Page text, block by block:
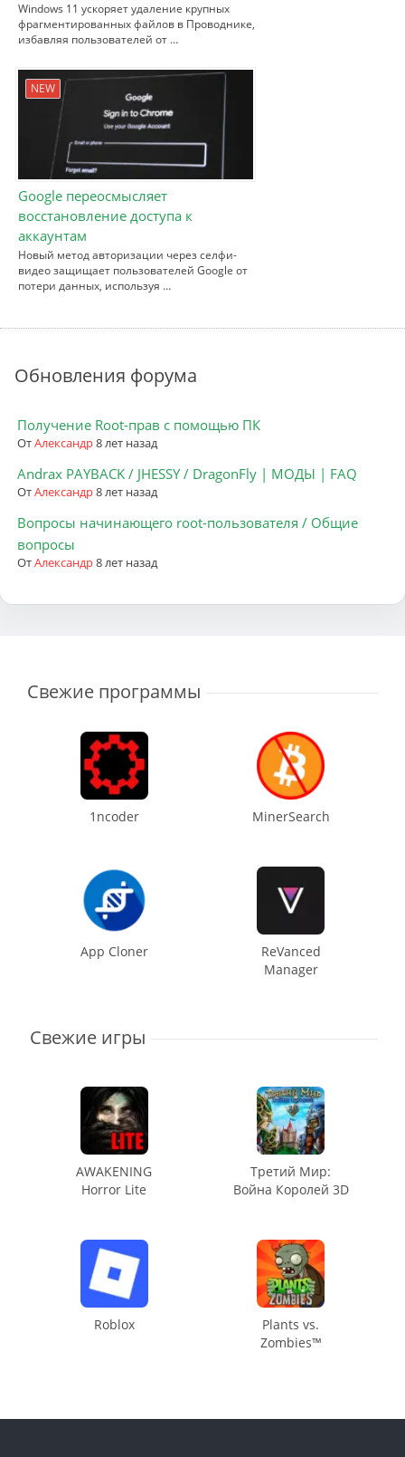
Windows 11 ускоряет удаление крупных
фрагментированных файлов в Проводнике,
избавляя пользователей от …
NEW
Google переосмысляет
восстановление доступа к
аккаунтам
Новый метод авторизации через селфи-
видео защищает пользователей Google от
потери данных, используя …
Обновления форума
Получение Root-прав с помощью ПК
ОтАлександр8 лет назад
Andrax PAYBACK / JHESSY / DragonFly | МОДЫ | FAQ
ОтАлександр8 лет назад
Вопросы начинающего root-пользователя / Общие
вопросы
ОтАлександр8 лет назад
Свежие программы
1ncoder MinerSearch
App Cloner
ReVanced
Manager
Свежие игры
AWAKENING
Horror Lite
Третий Мир:
Война Королей 3D
Roblox
Plants vs.
Zombies™